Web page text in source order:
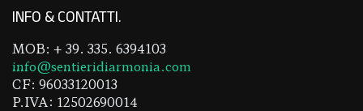
INFO & CONTATTI
MOB: + 39. 335. 6394103
info@sentieridiarmonia.com
CF: 96033120013
P.IVA: 12502690014